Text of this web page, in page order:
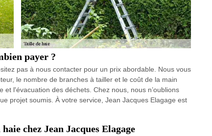
payer ?
pas à nous contacter pour un prix abordable. Nous vous
le nombre de branches à tailler et le coût de la main
l'évacuation des déchets. Chez nous, nous n’oublions
projet soumis. À votre service, Jean Jacques Elagage est
chez Jean Jacques Elagage